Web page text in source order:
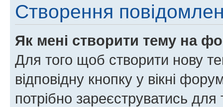
Створення
Як мені створити тему на
Для того щоб створити нову
відповідну кнопку у вікні
потрібно зареєструватись